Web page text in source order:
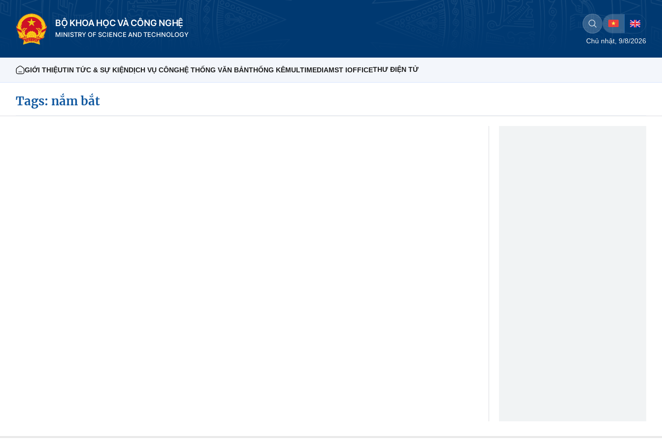
BỘ KHOA HỌC VÀ CÔNG NGHỆ
MINISTRY OF SCIENCE AND TECHNOLOGY
Chủ nhật, 9/8/2026
GIỚI THIỆUTIN TỨC & SỰ KIỆNDỊCH VỤ CÔNGHỆ THỐNG VĂN BẢNTHỐNG KÊMULTIMEDIAMST IOFFICETHƯ ĐIỆN TỬ
Tags: nắm bắt